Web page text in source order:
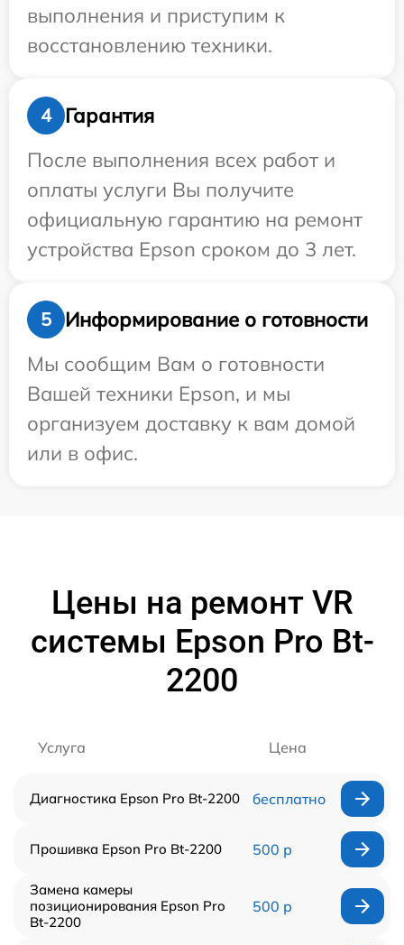
выполнения и приступим к
восстановлению техники.
4
Гарантия
После выполнения всех работ и
оплаты услуги Вы получите
официальную гарантию на ремонт
устройства Epson сроком до 3 лет.
5
Информирование о готовности
Мы сообщим Вам о готовности
Вашей техники Epson, и мы
организуем доставку к вам домой
или в офис.
Цены на ремонт VR
системы Epson Pro Bt-
2200
Услуга Цена
Диагностика Epson Pro Bt-2200 бесплатно
Прошивка Epson Pro Bt-2200 500 р
Замена камеры
позиционирования Epson Pro
Bt-2200
500 р